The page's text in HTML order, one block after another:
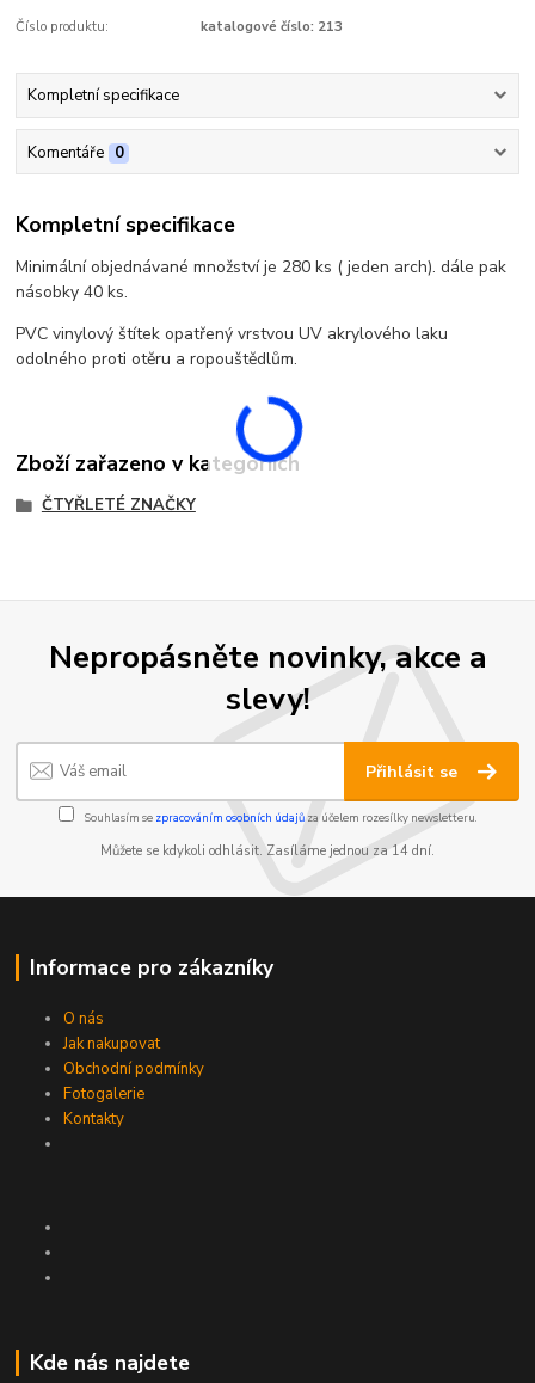
Číslo produktu: katalogové číslo: 213
Kompletní specifikace
Komentáře 0
Kompletní specifikace
Minimální objednávané množství je 280 ks ( jeden arch). dále pak
násobky 40 ks.
PVC vinylový štítek opatřený vrstvou UV akrylového laku
odolného proti otěru a ropouštědlům.
Zboží zařazeno v kategoriích
ČTYŘLETÉ ZNAČKY
Nepropásněte novinky, akce a
slevy!
Přihlásit se
Souhlasím se zpracováním osobních údajůza účelem rozesílky newsletteru.
Můžete se kdykoli odhlásit. Zasíláme jednou za 14 dní.
Informace pro zákazníky
O nás
Jak nakupovat
Obchodní podmínky
Fotogalerie
Kontakty
Kde nás najdete